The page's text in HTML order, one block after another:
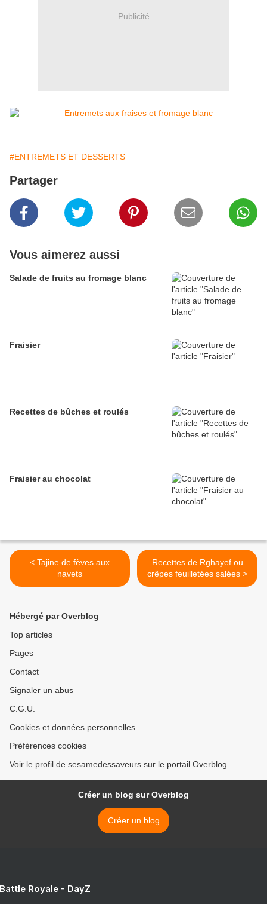
Publicité
#ENTREMETS ET DESSERTS
Partager
Vous aimerez aussi
Salade de fruits au fromage blanc
Fraisier
Recettes de bûches et roulés
Fraisier au chocolat
< Tajine de fèves aux
navets
Recettes de Rghayef ou
crêpes feuilletées salées >
Hébergé par Overblog
Top articles
Pages
Contact
Signaler un abus
C.G.U.
Cookies et données personnelles
Préférences cookies
Voir le profil de sesamedessaveurs sur le portail Overblog
Créer un blog sur Overblog
Créer un blog
Royale - DayZ